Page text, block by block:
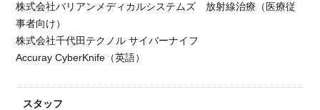
株式会社バリアンメディカルシステムズ 放射線治療（医療従
事者向け）
株式会社千代田テクノル サイバーナイフ
Accuray CyberKnife（英語）
スタッフ